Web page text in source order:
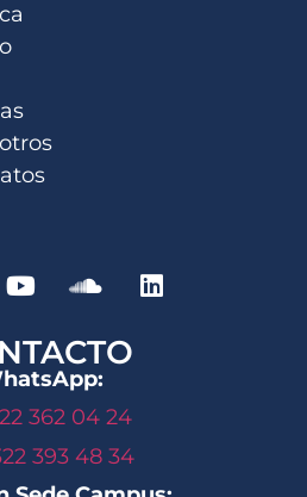
362 04 24
393 48 34